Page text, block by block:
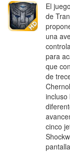
El
de
una
para
que
de
cinco